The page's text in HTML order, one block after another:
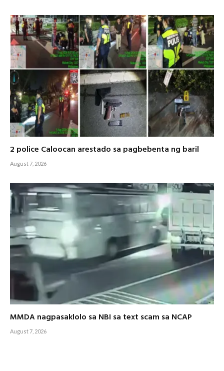
2 police Caloocan arestado sa pagbebenta ng baril
August 7, 2026
MMDA nagpasaklolo sa NBI sa text scam sa NCAP
August 7, 2026